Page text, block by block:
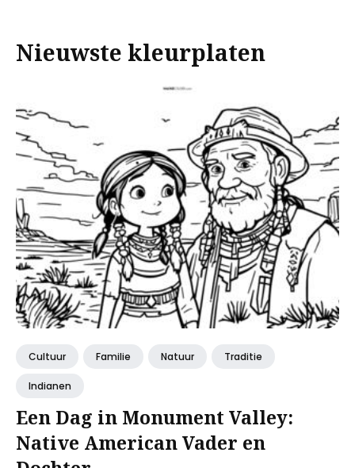
Nieuwste kleurplaten
Cultuur Familie Natuur Traditie
Indianen
Een Dag in Monument Valley:
Native American Vader en